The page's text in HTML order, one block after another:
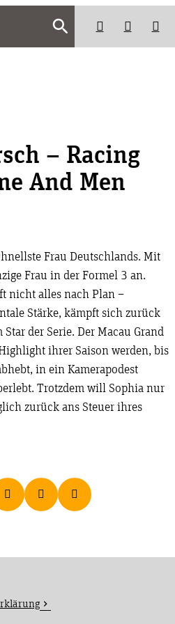
search
– Racing
And Men
Frau Deutschlands. Mit
Frau in der Formel 3 an.
nicht alles nach Plan –
Stärke, kämpft sich zurück
der Serie. Der Macau Grand
ihrer Saison werden, bis
in ein Kamerapodest
Trotzdem will Sophia nur
zurück ans Steuer ihres